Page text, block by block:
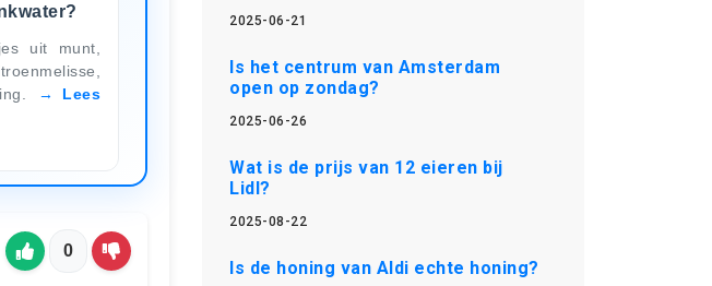
uit munt,
Lees
0
2025-06-21
Is het centrum van Amsterdam
open op zondag?
2025-06-26
Wat is de prijs van 12 eieren bij
Lidl?
2025-08-22
Is de honing van Aldi echte honing?